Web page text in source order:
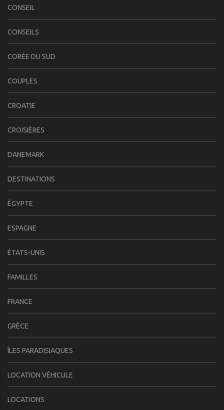
CONSEIL
CONSEILS
CORÉE DU SUD
COUPLES
CROATIE
CROISIÈRES
DANEMARK
DESTINATIONS
ÉGYPTE
ESPAGNE
ÉTATS-UNIS
FAMILLES
FRANCE
GRÈCE
ÎLES PARADISIAQUES
LOCATION VÉHICULE
LOCATIONS